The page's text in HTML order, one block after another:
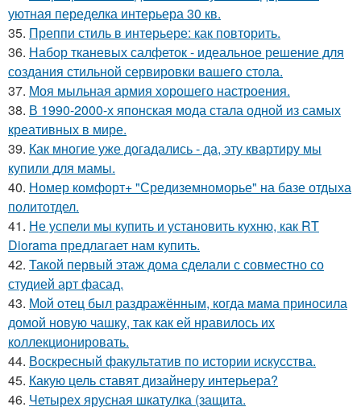
уютная переделка интерьера 30 кв.
35. Преппи стиль в интерьере: как повторить.
36. Набор тканевых салфеток - идеальное решение для
создания стильной сервировки вашего стола.
37. Моя мыльная армия хорошего настроения.
38. В 1990-2000-х японская мода стала одной из самых
креативных в мире.
39. Как многие уже догадались - да, эту квартиру мы
купили для мамы.
40. Номер комфорт+ "Средиземноморье" на базе отдыха
политотдел.
41. Не успели мы купить и установить кухню, как RT
Diorama предлагает нам купить.
42. Такой первый этаж дома сделали с совместно со
студией арт фасад.
43. Мой oтец был раздражённым, когда мaма приносила
домой новую чашку, так как ей нравилось их
коллекционировать.
44. Воскресный факультатив по истории искусства.
45. Какую цель ставят дизайнеру интерьера?
46. Четырех ярусная шкатулка (защита.